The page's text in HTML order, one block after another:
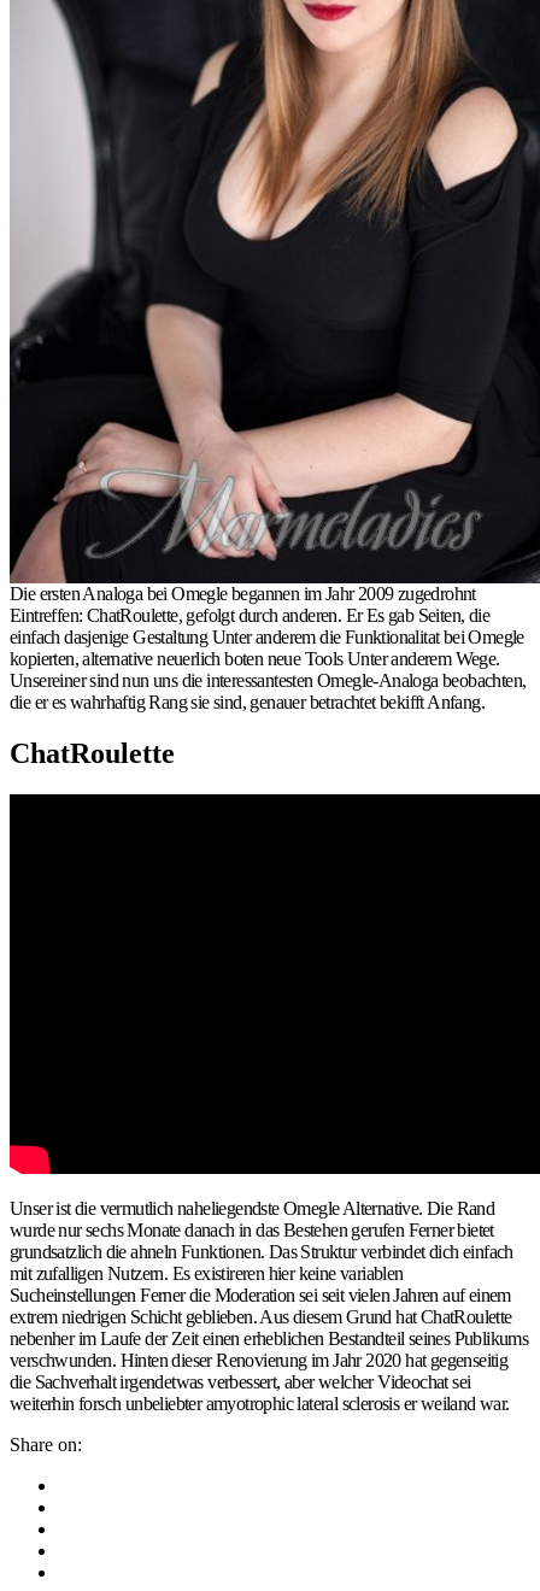
Die ersten Analoga bei Omegle begannen im Jahr 2009 zugedrohnt
Eintreffen: ChatRoulette, gefolgt durch anderen. Er Es gab Seiten, die
einfach dasjenige Gestaltung Unter anderem die Funktionalitat bei Omegle
kopierten, alternative neuerlich boten neue Tools Unter anderem Wege.
Unsereiner sind nun uns die interessantesten Omegle-Analoga beobachten,
die er es wahrhaftig Rang sie sind, genauer betrachtet bekifft Anfang.
ChatRoulette
Unser ist die vermutlich naheliegendste Omegle Alternative. Die Rand
wurde nur sechs Monate danach in das Bestehen gerufen Ferner bietet
grundsatzlich die ahneln Funktionen. Das Struktur verbindet dich einfach
mit zufalligen Nutzern. Es existireren hier keine variablen
Sucheinstellungen Ferner die Moderation sei seit vielen Jahren auf einem
extrem niedrigen Schicht geblieben. Aus diesem Grund hat ChatRoulette
nebenher im Laufe der Zeit einen erheblichen Bestandteil seines Publikums
verschwunden. Hinten dieser Renovierung im Jahr 2020 hat gegenseitig
die Sachverhalt irgendetwas verbessert, aber welcher Videochat sei
weiterhin forsch unbeliebter amyotrophic lateral sclerosis er weiland war.
Share on: